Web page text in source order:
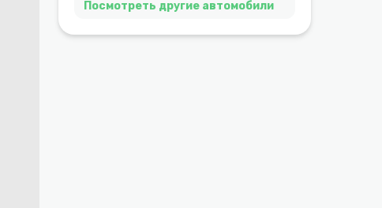
Посмотреть другие автомобили